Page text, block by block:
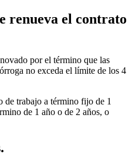
renueva el contrato
por el término que las
no exceda el límite de los 4
de trabajo a término fijo de 1
de 1 año o de 2 años, o